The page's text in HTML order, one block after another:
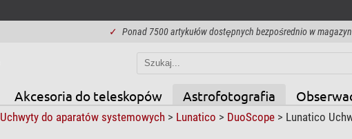
✓ Ponad 7500 artykułów dostępnych bezpośrednio w
Akcesoria do teleskopów Astrofotografia
Uchwyty do aparatów systemowych> Lunatico > DuoScope> Lunatico